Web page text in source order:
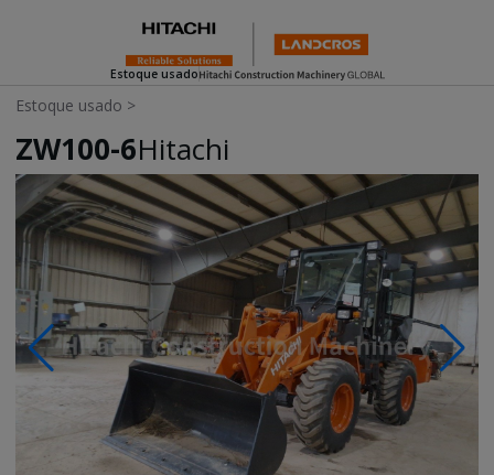
Estoque usado
Estoque usado >
ZW100-6Hitachi
Photos & Videos